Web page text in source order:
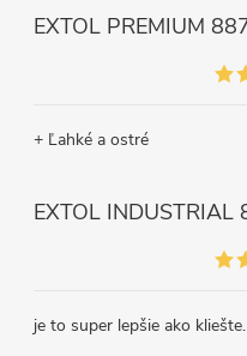
+ Ľahké a ostré
je to super lepšie ako kliešte.